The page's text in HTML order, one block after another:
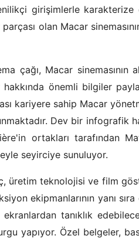
girişimlerle karakterize
olan Macar
çağı, Macar
önemli bilgiler
kariyere sahip Macar
Dev bir infografik
ortakları tarafından
seyirciye sunuluyor.
üretim teknolojisi ve film
ekipmanlarının yanı
tanıklık
yapıyor. Özel belgeler,